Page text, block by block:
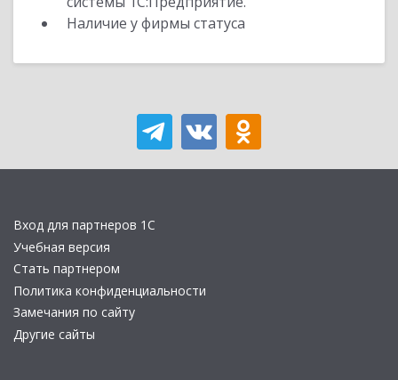
Наличие у фирмы статуса
Вход для партнеров 1С
Учебная версия
Стать партнером
Политика конфиденциальности
Замечания по сайту
Другие сайты